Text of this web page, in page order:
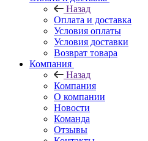
Назад
Оплата и доставка
Условия оплаты
Условия доставки
Возврат товара
Компания
Назад
Компания
О компании
Новости
Команда
Отзывы